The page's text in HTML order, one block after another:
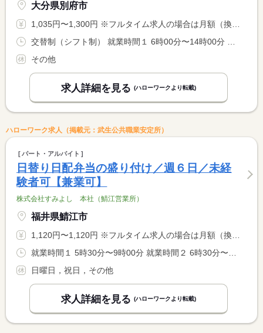
大分県別府市
1,035円〜1,300円 ※フルタイム求人の場合は月額（換算額）、パート求人の場合は時間額を表示しています。
交替制（シフト制） 就業時間１ 6時00分〜14時00分 就業時間２ 10時00分〜19時00分 就業時間に関する特記事項 （１）（２）はシフトによる
その他
求人詳細を見る (ハローワークより転載)
ハローワーク求人（掲載元：武生公共職業安定所）
パート・アルバイト
日替り日配弁当の盛り付け／週６日／未経
験者可【兼業可】
株式会社すみよし 本社（鯖江営業所）
福井県鯖江市
1,120円〜1,120円 ※フルタイム求人の場合は月額（換算額）、パート求人の場合は時間額を表示しています。
就業時間１ 5時30分〜9時00分 就業時間２ 6時30分〜9時00分 就業時間に関する特記事項 学校給食がない場合は３０分短縮となります。 <BR> （２）は土曜日の勤務
日曜日，祝日，その他
求人詳細を見る (ハローワークより転載)